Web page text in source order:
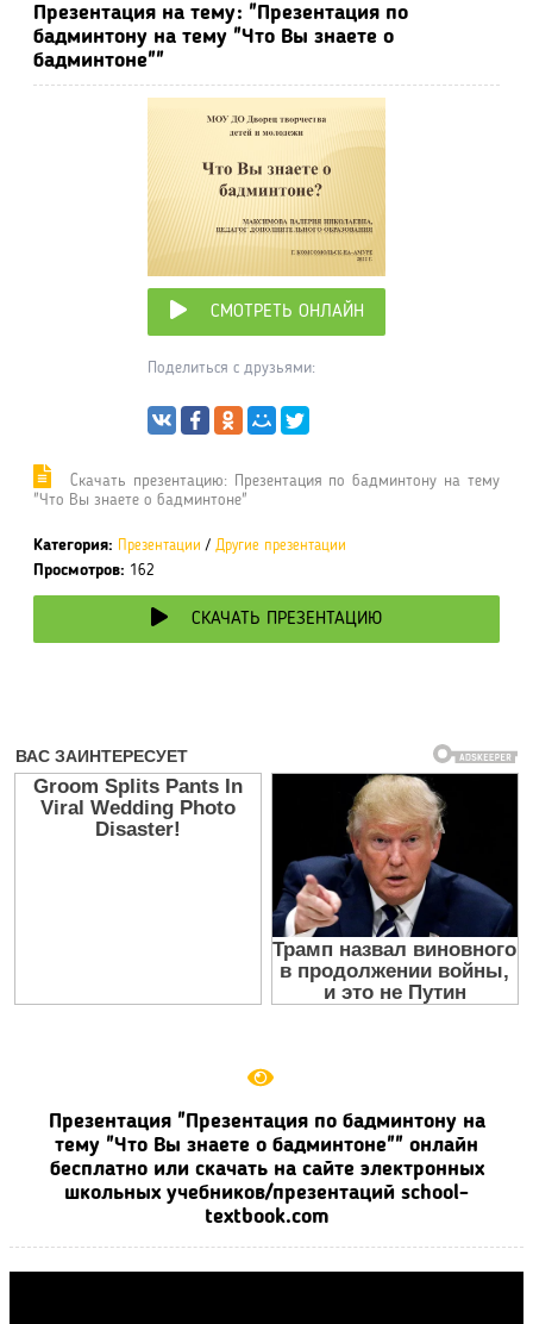
Презентация на тему: "Презентация по
бадминтону на тему "Что Вы знаете о
бадминтоне""
СМОТРЕТЬ ОНЛАЙН
Поделиться с друзьями:
Cкачать презентацию: Презентация по бадминтону на тему
"Что Вы знаете о бадминтоне"
Категория: Презентации / Другие презентации
Просмотров: 162
СКАЧАТЬ ПРЕЗЕНТАЦИЮ
Презентация "Презентация по бадминтону на
тему "Что Вы знаете о бадминтоне"" онлайн
бесплатно или скачать на сайте электронных
школьных учебников/презентаций school-
textbook.com